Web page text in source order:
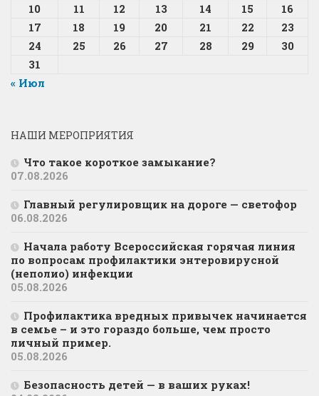
10
11 12 13 14 15
16
17
18 19 20 21 22
23
24
25 26 27 28 29
30
31
« Июл
НАШИ МЕРОПРИЯТИЯ
Что такое короткое замыкание?
07.08.2026
Главный регулировщик на дороге — светофор
06.08.2026
Начала работу Всероссийская горячая линия
по вопросам профилактики энтеровирусной
(неполио) инфекции
05.08.2026
Профилактика вредных привычек начинается
в семье – и это гораздо больше, чем просто
личный пример.
05.08.2026
Безопасность детей — в ваших руках!